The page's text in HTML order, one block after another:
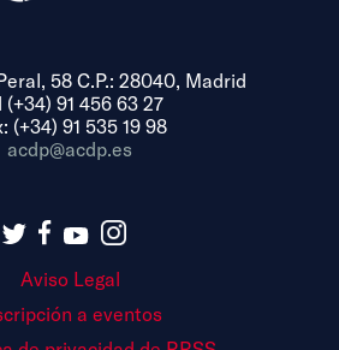
58 C.P.: 28040, Madrid
(+34) 91 456 63 27
(+34) 91 535 19 98
acdp@acdp.es
Aviso Legal
a eventos